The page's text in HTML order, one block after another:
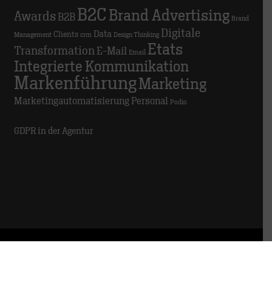
Awards B2B B2C Brand Advertising Brand
Management Clients crm Data Design Thinking Digitale
Transformation E-Mail Email Etats
Integrierte Kommunikation
MarkenführungMarketing
Marketingautomatisierung Personal Podio
GDPR in der Agentur